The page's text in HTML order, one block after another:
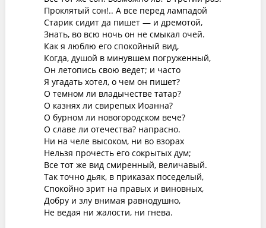
Проклятый сон!.. А все перед лампадой
Старик сидит да пишет — и дремотой,
Знать, во всю ночь он не смыкал очей.
Как я люблю его спокойный вид,
Когда, душой в минувшем погруженный,
Он летопись свою ведет; и часто
Я угадать хотел, о чем он пишет?
О темном ли владычестве татар?
О казнях ли свирепых Иоанна?
О бурном ли новогородском вече?
О славе ли отечества? напрасно.
Ни на челе высоком, ни во взорах
Нельзя прочесть его сокрытых дум;
Все тот же вид смиренный, величавый.
Так точно дьяк, в приказах поседелый,
Спокойно зрит на правых и виновных,
Добру и злу внимая равнодушно,
Не ведая ни жалости, ни гнева.